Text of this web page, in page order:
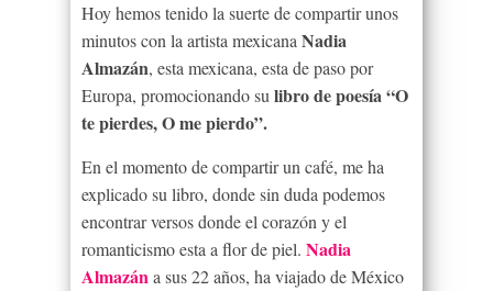
Hoy hemos tenido la suerte de compartir unos
minutos con la artista mexicana Nadia
Almazán, esta mexicana, esta de paso por
Europa, promocionando su libro de poesía “O
te pierdes, O me pierdo”.
En el momento de compartir un café, me ha
explicado su libro, donde sin duda podemos
encontrar versos donde el corazón y el
romanticismo esta a flor de piel. Nadia
Almazána sus 22 años, ha viajado de México